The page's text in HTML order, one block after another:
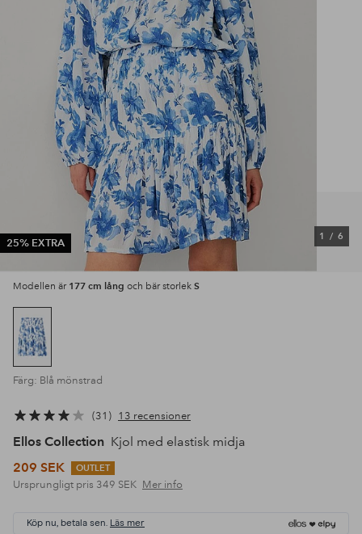
25% EXTRA
1 / 6
Modellen är 177 cm lång och bär storlek S
Färg: Blå mönstrad
31 13 recensioner
Ellos Collection Kjol med elastisk midja
209 SEK
OUTLET
Ursprungligt pris 349 SEK Mer info
Köp nu, betala sen. Läs mer